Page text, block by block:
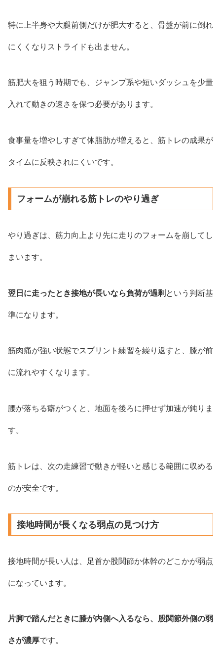
特に上半身や大腿前側だけが肥大すると、骨盤が前に倒れ
にくくなりストライドも出ません。
筋肥大を狙う時期でも、ジャンプ系や短いダッシュを少量
入れて動きの速さを保つ必要があります。
食事量を増やしすぎて体脂肪が増えると、筋トレの成果が
タイムに反映されにくいです。
フォームが崩れる筋トレのやり過ぎ
やり過ぎは、筋力向上より先に走りのフォームを崩してし
まいます。
翌日に走ったとき接地が長いなら負荷が過剰 という判断基
準になります。
筋肉痛が強い状態でスプリント練習を繰り返すと、膝が前
に流れやすくなります。
腰が落ちる癖がつくと、地面を後ろに押せず加速が鈍りま
す。
筋トレは、次の走練習で動きが軽いと感じる範囲に収める
のが安全です。
接地時間が長くなる弱点の見つけ方
接地時間が長い人は、足首か股関節か体幹のどこかが弱点
になっています。
片脚で踏んだときに膝が内側へ入るなら、股関節外側の弱
さが濃厚です。